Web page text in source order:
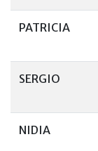
PATRICIA
SERGIO
NIDIA